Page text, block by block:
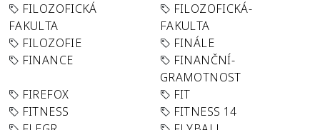
FILOZOFICKÁ
FAKULTA
FILOZOFICKÁ-
FAKULTA
FILOZOFIE
FINÁLE
FINANCE
FINANČNÍ-
GRAMOTNOST
FIREFOX
FIT
FITNESS
FITNESS 14